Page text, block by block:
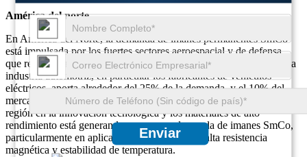
Enviar
América del norte
En América del Norte, la demanda de imanes permanentes SmCo
está impulsada por los fuertes sectores aeroespacial y de defensa,
que representan aproximadamente el 40% del mercado regional. La
industria automotriz, en particular los fabricantes de vehículos
eléctricos, aporta alrededor del 25% de la demanda, y el 10% del
mercado se atribuye a la automatización industrial. El enfoque de la
región en la innovación tecnológica y los materiales de alto
rendimiento está generando una mayor demanda de imanes SmCo,
particularmente en aplicaciones que requieren alta resistencia
magnética y estabilidad de temperatura.